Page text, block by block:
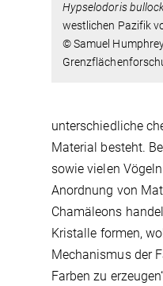
Hypselodoris
westlichen Pazifik
© Samuel
unterschiedliche
Material besteht.
sowie vielen
Anordnung von
Chamäleons
Kristalle formen,
Mechanismus der
Farben zu